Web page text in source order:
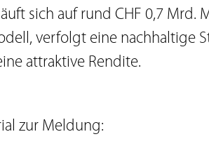
sich auf rund CHF 0,7 Mrd.
verfolgt eine nachhaltige
attraktive Rendite.
zur Meldung: